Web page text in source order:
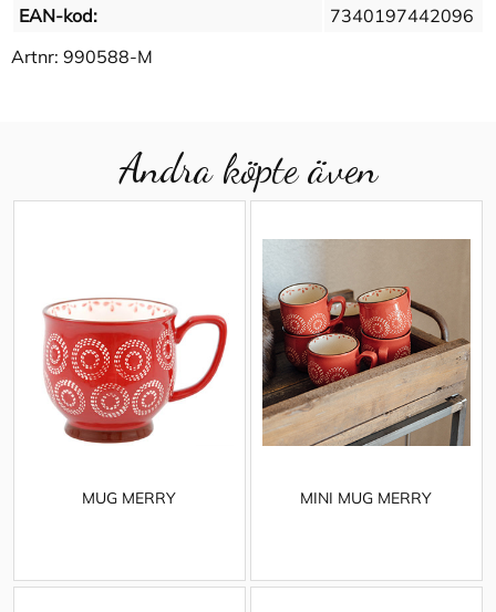
EAN-kod:
7340197442096
Artnr: 990588-M
Andra köpte även
MUG MERRY MINI MUG MERRY